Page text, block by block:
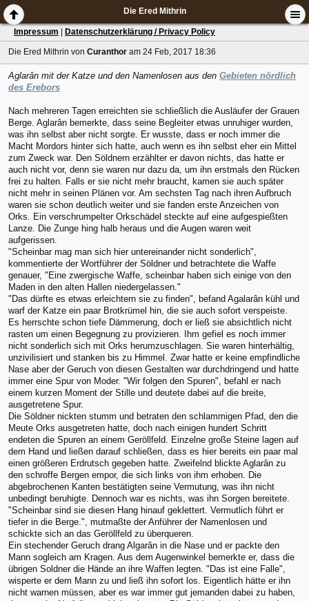
Die Ered Mithrin
Impressum Datenschutzerklärung / Privacy Policy
Die Ered Mithrin von Curanthor am 24 Feb, 2017 18:36
Aglarân mit der Katze und den Namenlosen aus den Gebieten nördlich
des Erebors
Nach mehreren Tagen erreichten sie schließlich die Ausläufer der Grauen
Berge. Aglarân bemerkte, dass seine Begleiter etwas unruhiger wurden,
was ihn selbst aber nicht sorgte. Er wusste, dass er noch immer die
Macht Mordors hinter sich hatte, auch wenn es ihn selbst eher ein Mittel
zum Zweck war. Den Söldnern erzählter er davon nichts, das hatte er
auch nicht vor, denn sie waren nur dazu da, um ihn erstmals den Rücken
frei zu halten. Falls er sie nicht mehr braucht, kamen sie auch später
nicht mehr in seinen Plänen vor. Am sechsten Tag nach ihren Aufbruch
waren sie schon deutlich weiter und sie fanden erste Anzeichen von
Orks. Ein verschrumpelter Orkschädel steckte auf eine aufgespießten
Lanze. Die Zunge hing halb heraus und die Augen waren weit
aufgerissen.
"Scheinbar mag man sich hier untereinander nicht sonderlich",
kommentierte der Wortführer der Söldner und betrachtete die Waffe
genauer, "Eine zwergische Waffe, scheinbar haben sich einige von den
Maden in den alten Hallen niedergelassen."
"Das dürfte es etwas erleichtern sie zu finden", befand Agalarân kühl und
warf der Katze ein paar Brotkrümel hin, die sie auch sofort verspeiste.
Es herrschte schon tiefe Dämmerung, doch er ließ sie absichtlich nicht
rasten um einen Begegnung zu provizieren. Ihm gefiel es noch immer
nicht sonderlich sich mit Orks herumzuschlagen. Sie waren hinterhältig,
unzivilisiert und stanken bis zu Himmel. Zwar hatte er keine empfindliche
Nase aber der Geruch von diesen Gestalten war durchdringend und hatte
immer eine Spur von Moder. "Wir folgen den Spuren", befahl er nach
einem kurzen Moment der Stille und deutete dabei auf die breite,
ausgetretene Spur.
Die Söldner nickten stumm und betraten den schlammigen Pfad, den die
Meute Orks ausgetreten hatte, doch nach einigen hundert Schritt
endeten die Spuren an einem Geröllfeld. Einzelne große Steine lagen auf
dem Hand und ließen darauf schließen, dass es hier bereits ein paar mal
einen größeren Erdrutsch gegeben hatte. Zweifelnd blickte Aglarân zu
den schroffe Bergen empor, die sich links von ihm erhoben. Die
abgebrochenen Kanten bestätigten seine Vermutung, was ihn nicht
unbedingt beruhigte. Dennoch war es nichts, was ihn Sorgen bereitete.
"Scheinbar sind sie diesen Hang hinauf geklettert. Vermutlich führt er
tiefer in die Berge.", mutmaßte der Anführer der Namenlosen und
schickte sich an das Geröllfeld zu überqueren.
Ein stechender Geruch drang Algarân in die Nase und er packte den
Mann sogleich am Kragen. Aus dem Augenwinkel bemerkte er, dass die
übrigen Soldner die Hände an ihre Waffen legten. "Das ist eine Falle",
wisperte er dem Mann zu und ließ ihn sofort los. Eigentlich hätte er ihn
nicht warnen müssen, aber es war immer gut jemanden dabei zu haben,